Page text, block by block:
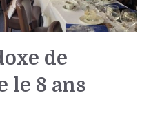
de
le 8 ans